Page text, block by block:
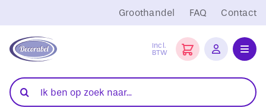
naar
inhoud
Groothandel FAQ Contact
Incl.
BTW
Folies
Zoeken
naar: